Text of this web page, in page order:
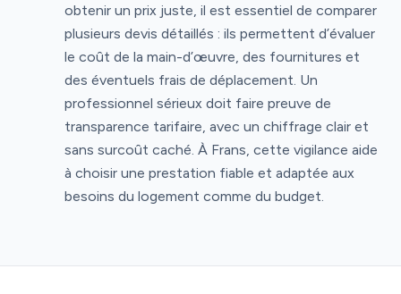
obtenir un prix juste, il est essentiel de comparer
plusieurs devis détaillés : ils permettent d’évaluer
le coût de la main-d’œuvre, des fournitures et
des éventuels frais de déplacement. Un
professionnel sérieux doit faire preuve de
transparence tarifaire, avec un chiffrage clair et
sans surcoût caché. À Frans, cette vigilance aide
à choisir une prestation fiable et adaptée aux
besoins du logement comme du budget.